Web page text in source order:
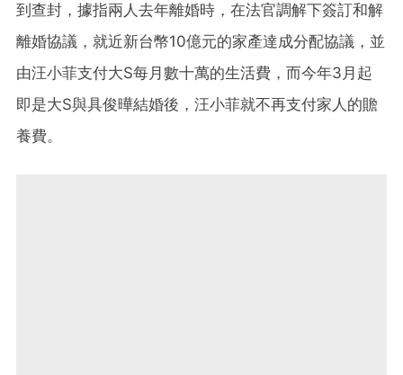
到查封，據指兩人去年離婚時，在法官調解下簽訂和解
離婚協議，就近新台幣10億元的家產達成分配協議，並
由汪小菲支付大S每月數十萬的生活費，而今年3月起
即是大S與具俊曄結婚後，汪小菲就不再支付家人的贍
養費。